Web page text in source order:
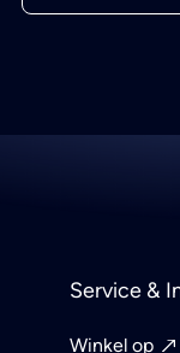
Service &
Winkel op